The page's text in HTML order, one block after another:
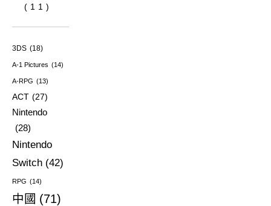
(11)
3DS (18)
A-1 Pictures (14)
A-RPG (13)
ACT (27)
Nintendo
(28)
Nintendo
Switch (42)
RPG (14)
中國 (71)